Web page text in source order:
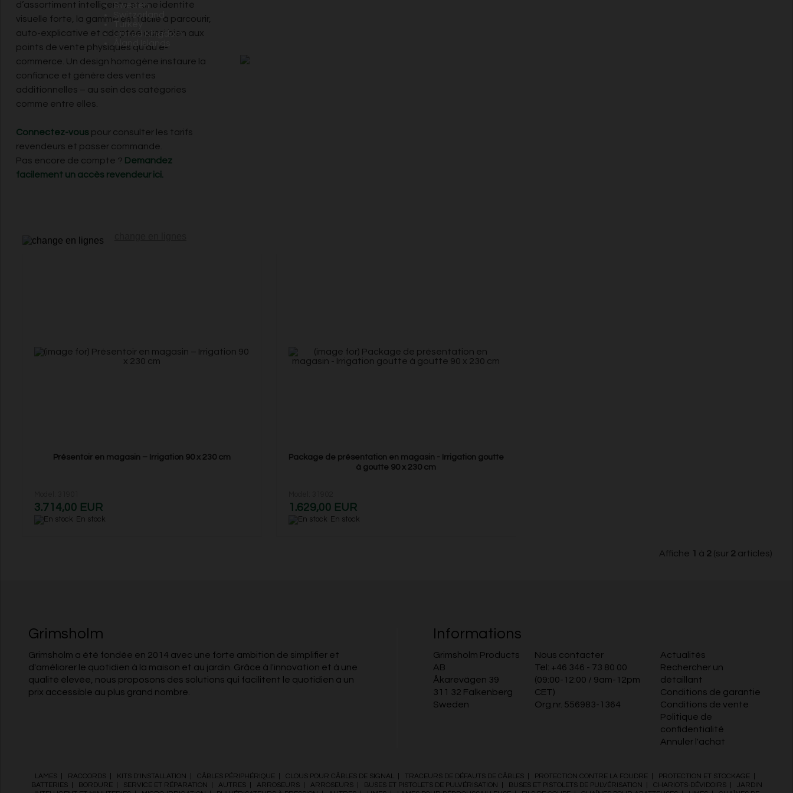
Sweden
Switzerland
Turkey
United Kingdom
Åland Islands
d’assortiment intelligente et une identité
visuelle forte, la gamme est facile à parcourir,
auto-explicative et adaptée aussi bien aux
points de vente physiques qu’au e-
commerce. Un design homogène instaure la
confiance et génère des ventes
additionnelles – au sein des catégories
comme entre elles.
Connectez-vous pour consulter les tarifs
revendeurs et passer commande.
Pas encore de compte ? Demandez
facilement un accès revendeur ici.
Présentoir en magasin – Irrigation 90 x 230 cm
3.714,00 EUR
En stock
Package de présentation en magasin - Irrigation goutte
à goutte 90 x 230 cm
1.629,00 EUR
En stock
Affiche 1 à 2 (sur 2 articles)
Grimsholm
Grimsholm a été fondée en 2014 avec une forte ambition de simplifier et
d'améliorer le quotidien à la maison et au jardin. Grâce à l'innovation et à une
qualité élevée, nous proposons des solutions qui facilitent le quotidien à un
prix accessible au plus grand nombre.
Informations
Grimsholm Products
AB
Åkarevägen 39
311 32 Falkenberg
Sweden
Nous contacter
Tel: +46 346 - 73 80 00
(09:00-12:00 / 9am-12pm
CET)
Org.nr. 556983-1364
Actualités
Rechercher un
détaillant
Conditions de garantie
Conditions de vente
Politique de
confidentialité
Annuler l'achat
LAMES| RACCORDS| KITS D’INSTALLATION CÂBLES PÉRIPHÉRIQUE| CLOUS POUR CÂBLES DE SIGNAL| TRACEURS DE DÉFAUTS DE CÂBLES| PROTECTION CONTRE LA FOUDRE| PROTECTION ET STOCKAGE|
BATTERIES| BORDURE| SERVICE ET RÉPARATION AUTRES| ARROSEURS| ARROSEURS| BUSES ET PISTOLETS DE PULVÉRISATION BUSES ET PISTOLETS DE PULVÉRISATION CHARIOTS-DÉVIDOIRS| JARDIN